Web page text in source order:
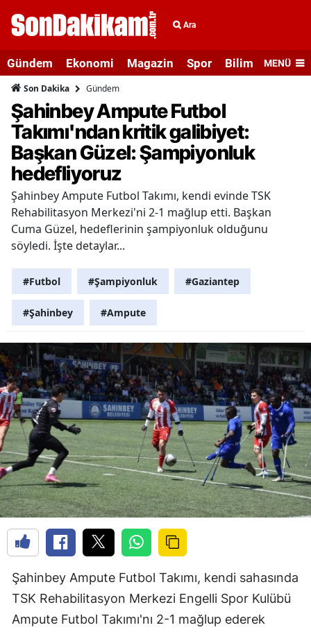
Ara
Gündem Ekonomi Magazin Spor Bilim veMENÜ
Son Dakika Gündem
Şahinbey Ampute Futbol
Takımı'ndan kritik galibiyet:
Başkan Güzel: Şampiyonluk
hedefliyoruz
Şahinbey Ampute Futbol Takımı, kendi evinde TSK
Rehabilitasyon Merkezi'ni 2-1 mağlup etti. Başkan
Cuma Güzel, hedeflerinin şampiyonluk olduğunu
söyledi. İşte detaylar...
#Futbol #Şampiyonluk #Gaziantep
#Şahinbey #Ampute
Şahinbey Ampute Futbol Takımı, kendi sahasında
TSK Rehabilitasyon Merkezi Engelli Spor Kulübü
Ampute Futbol Takımı'nı 2-1 mağlup ederek